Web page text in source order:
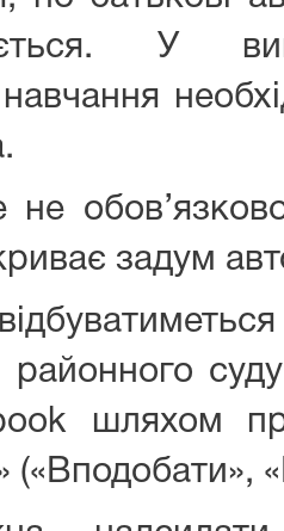
У
не
задум
шляхом
(«Вподобати»,